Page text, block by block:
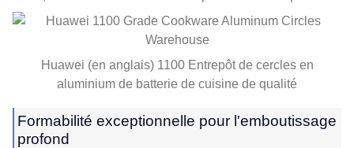
Huawei (en anglais) 1100 Entrepôt de cercles en
aluminium de batterie de cuisine de qualité
Formabilité exceptionnelle pour l'emboutissage
profond